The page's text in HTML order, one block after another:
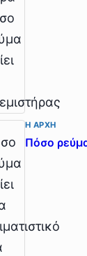
Η ΑΡΧΉ
Πόσο